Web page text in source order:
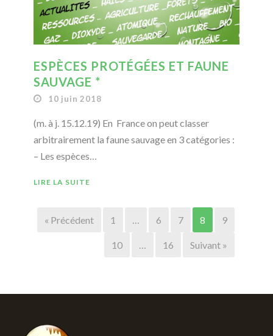
ESPÈCES PROTÉGÉES ET FAUNE
SAUVAGE *
10 juin 2018
(m. à j. 15.12.19) En France on peut classer
arbitrairement la faune sauvage en 3 catégories :
– Les espèces…
LIRE LA SUITE
« Précédent 1 … 6 7 8 9
10 … 16 Suivant »